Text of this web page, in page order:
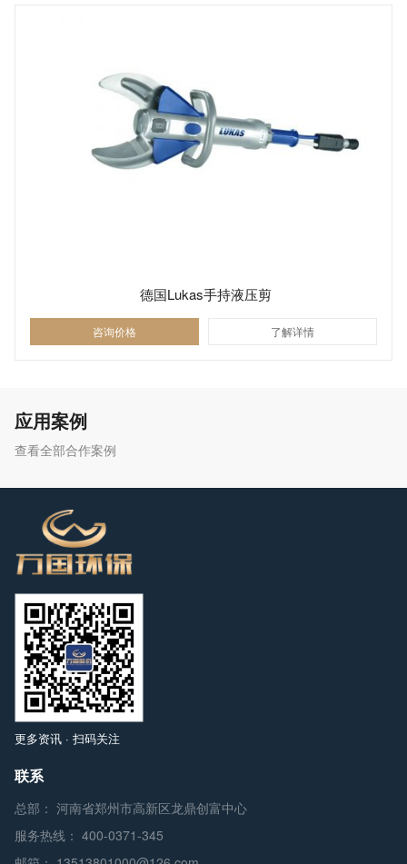
德国Lukas手持液压剪
咨询价格 了解详情
应用案例
查看全部合作案例
更多资讯 · 扫码关注
联系
总部： 河南省郑州市高新区龙鼎创富中心
服务热线： 400-0371-345